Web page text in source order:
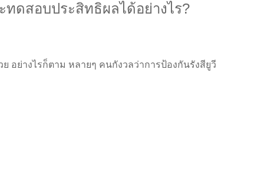
ทดสอบประสิทธิผลได้อย่างไร?
อย่างไรก็ตาม หลายๆ คนกังวลว่าการป้องกันรังสียูวี